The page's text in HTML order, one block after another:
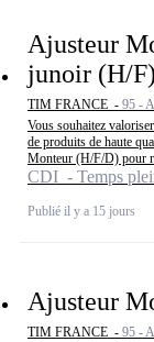
Ajusteur
junoir (H/F)
TIM FRANCE - 95 -
Vous souhaitez
de produits de haute
Monteur (H/F/D) pour
CDI - Temps
Publié il y a 15 jours
Ajusteur
TIM FRANCE - 95 -